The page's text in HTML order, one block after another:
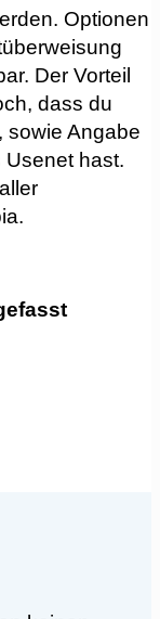
Optionen
Der Vorteil
dass du
sowie Angabe
Usenet hast.